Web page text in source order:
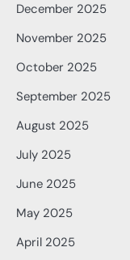
December 2025
November 2025
October 2025
September 2025
August 2025
July 2025
June 2025
May 2025
April 2025